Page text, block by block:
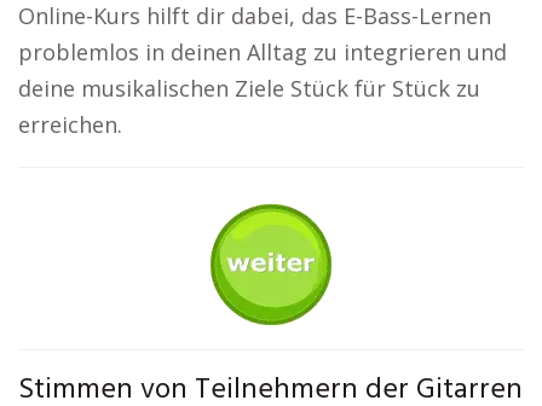
Online-Kurs hilft dir dabei, das E-Bass-Lernen
problemlos in deinen Alltag zu integrieren und
deine musikalischen Ziele Stück für Stück zu
erreichen.
Stimmen von Teilnehmern der Gitarren